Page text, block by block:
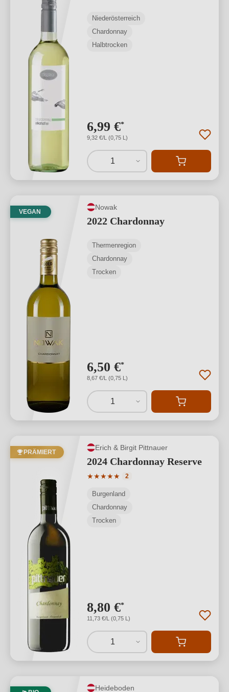
Niederösterreich
Chardonnay
Halbtrocken
6,99 €*
9,32 €/L (0,75 L)
1
VEGAN
Nowak
2022 Chardonnay
Thermenregion
Chardonnay
Trocken
6,50 €*
8,67 €/L (0,75 L)
1
PRÄMIERT
Erich & Birgit Pittnauer
2024 Chardonnay Reserve
★★★★★
Durchschnittliche Bewertung von 5
2
Burgenland
Chardonnay
Trocken
8,80 €*
11,73 €/L (0,75 L)
1
Heideboden